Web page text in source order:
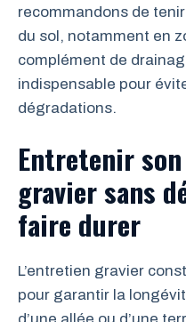
recommandons de
du sol, notamment en
complément de
indispensable pour
dégradations.
Entretenir
gravier sans
faire durer
L’entretien gravier
pour garantir la